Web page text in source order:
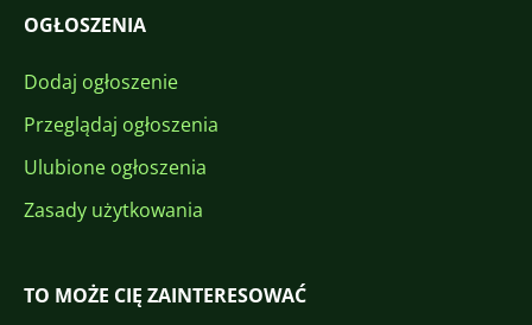
OGŁOSZENIA
Dodaj ogłoszenie
Przeglądaj ogłoszenia
Ulubione ogłoszenia
Zasady użytkowania
TO MOŻE CIĘ ZAINTERESOWAĆ